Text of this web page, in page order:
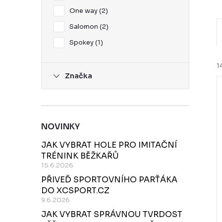
One way 2
Salomon 2
Spokey 1
Značka
NOVINKY
JAK VYBRAT HOLE PRO IMITAČNÍ
TRÉNINK BĚŽKAŘŮ
15.6.2026
PŘIVEĎ SPORTOVNÍHO PARŤÁKA
DO XCSPORT.CZ
9.6.2026
JAK VYBRAT SPRÁVNOU TVRDOST
a